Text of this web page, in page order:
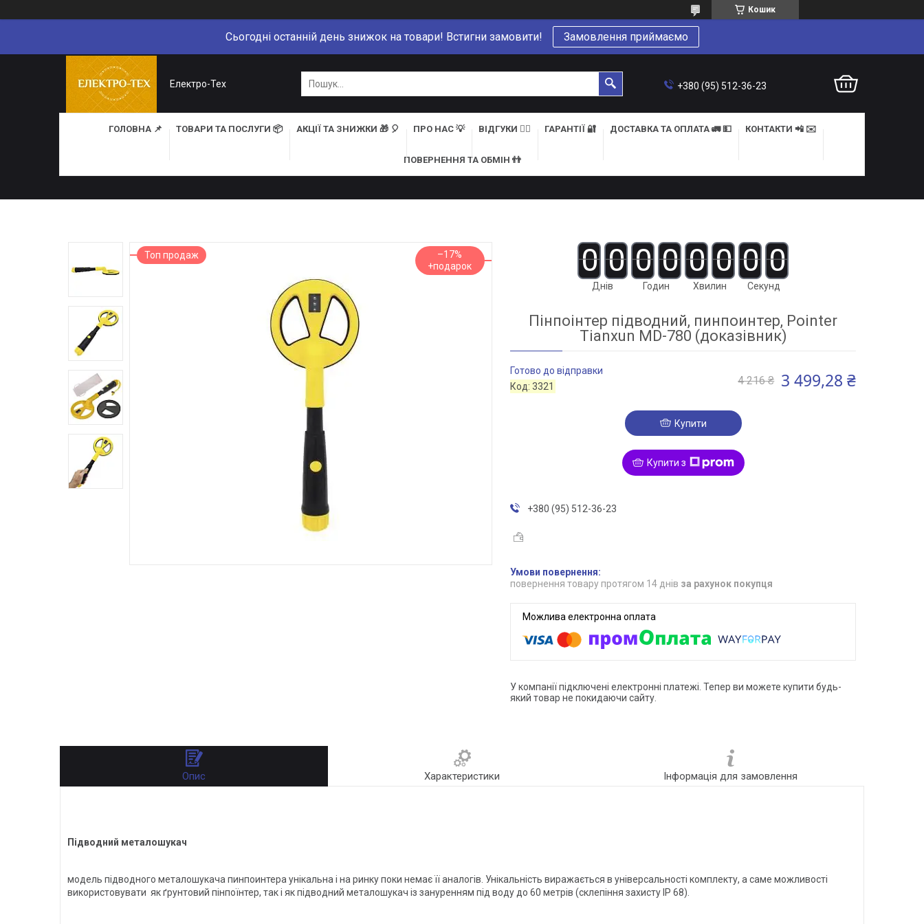
Кошик
Сьогодні останній день знижок на товари! Встигни замовити! Замовлення приймаємо
Електро-Тех +380 (95) 512-36-23
ГОЛОВНА 📌 ТОВАРИ ТА ПОСЛУГИ 📦 АКЦІЇ ТА ЗНИЖКИ 🎁 🎈 ПРО НАС 💡 ВІДГУКИ 👍🏻 ГАРАНТІЇ 🔐 ДОСТАВКА ТА ОПЛАТА 🚛 💵 КОНТАКТИ 📲 ✉️
ПОВЕРНЕННЯ ТА ОБМІН 👬
Топ продаж –17% 0 0
Днів
0 0
Годин
0 0
Хвилин
0 0
Секунд
Пінпоінтер підводний, пинпоинтер, Рointer
Tianxun MD-780 (доказівник)
Готово до відправки
Код:3321 4 216 ₴ 3 499,28 ₴
Купити
Купити з
+380 (95) 512-36-23
повернення товару протягом 14 днів за рахунок покупця
У компанії підключені електронні платежі. Тепер ви можете купити будь-
який товар не покидаючи сайту.
Опис Характеристики Інформація для замовлення
Підводний металошукач
модель підводного металошукача пинпоинтера унікальна і на ринку поки немає її аналогів. Унікальність виражається в універсальності комплекту, а саме можливості
використовувати як ґрунтовий пінпоїнтер, так і як підводний металошукач із зануренням під воду до 60 метрів (склепіння захисту IP 68).